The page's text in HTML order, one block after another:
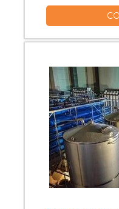
misturador,
benefício com
mais diversos